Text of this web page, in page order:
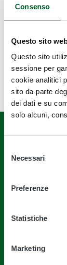
Consenso
Questo sito
Questo sito
sessione per
cookie analitici
sito da parte
dei dati e su
solo alcuni,
delNecessari
Preferenze
Statistiche
Marketing
questa